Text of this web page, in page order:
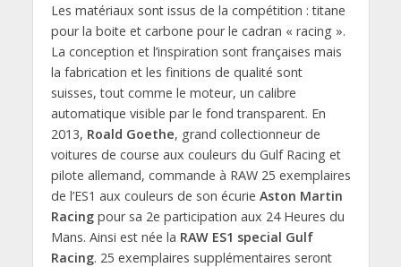
Les matériaux sont issus de la compétition : titane
pour la boite et carbone pour le cadran « racing ».
La conception et l’inspiration sont françaises mais
la fabrication et les finitions de qualité sont
suisses, tout comme le moteur, un calibre
automatique visible par le fond transparent. En
2013, Roald Goethe, grand collectionneur de
voitures de course aux couleurs du Gulf Racing et
pilote allemand, commande à RAW 25 exemplaires
de l’ES1 aux couleurs de son écurie Aston Martin
Racingpour sa 2e participation aux 24 Heures du
Mans. Ainsi est née la RAW ES1 special Gulf
Racing. 25 exemplaires supplémentaires seront